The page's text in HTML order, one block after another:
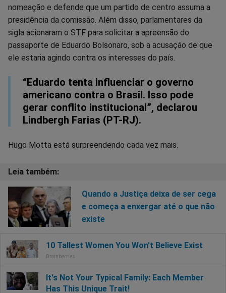
nomeação e defende que um partido de centro assuma a
presidência da comissão. Além disso, parlamentares da
sigla acionaram o STF para solicitar a apreensão do
passaporte de Eduardo Bolsonaro, sob a acusação de que
ele estaria agindo contra os interesses do país.
“Eduardo tenta influenciar o governo
americano contra o Brasil. Isso pode
gerar conflito institucional”, declarou
Lindbergh Farias (PT-RJ).
Hugo Motta está surpreendendo cada vez mais.
Quando a Justiça deixa de ser cega
e começa a enxergar até o que não
existe